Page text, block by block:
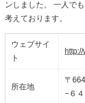
ンしました。 一人で
考えております。
ウェブサイ
ト
所在地
〒
−６４